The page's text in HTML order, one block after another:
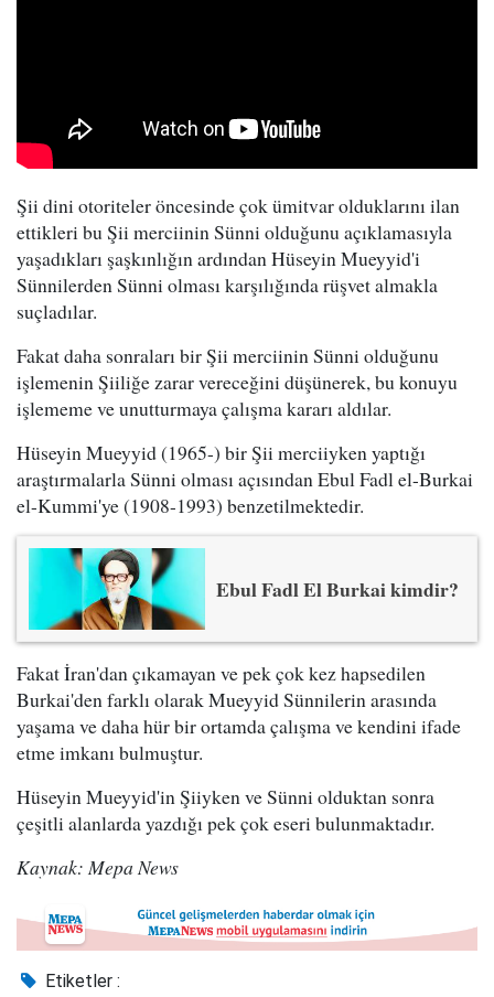
Şii dini otoriteler öncesinde çok ümitvar olduklarını ilan
ettikleri bu Şii merciinin Sünni olduğunu açıklamasıyla
yaşadıkları şaşkınlığın ardından Hüseyin Mueyyid'i
Sünnilerden Sünni olması karşılığında rüşvet almakla
suçladılar.
Fakat daha sonraları bir Şii merciinin Sünni olduğunu
işlemenin Şiiliğe zarar vereceğini düşünerek, bu konuyu
işlememe ve unutturmaya çalışma kararı aldılar.
Hüseyin Mueyyid (1965-) bir Şii merciiyken yaptığı
araştırmalarla Sünni olması açısından Ebul Fadl el-Burkai
el-Kummi'ye (1908-1993) benzetilmektedir.
Ebul Fadl El Burkai kimdir?
Fakat İran'dan çıkamayan ve pek çok kez hapsedilen
Burkai'den farklı olarak Mueyyid Sünnilerin arasında
yaşama ve daha hür bir ortamda çalışma ve kendini ifade
etme imkanı bulmuştur.
Hüseyin Mueyyid'in Şiiyken ve Sünni olduktan sonra
çeşitli alanlarda yazdığı pek çok eseri bulunmaktadır.
Kaynak: Mepa News
Etiketler :